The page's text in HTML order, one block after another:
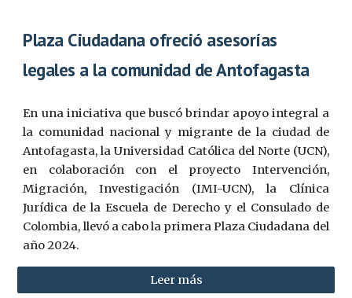
Plaza Ciudadana ofreció asesorías
legales a la comunidad de Antofagasta
En una iniciativa que buscó brindar apoyo integral a
la comunidad nacional y migrante de la ciudad de
Antofagasta, la Universidad Católica del Norte (UCN),
en colaboración con el proyecto Intervención,
Migración, Investigación (IMI-UCN), la Clínica
Jurídica de la Escuela de Derecho y el Consulado de
Colombia, llevó a cabo la primera Plaza Ciudadana del
año 2024.
Leer más